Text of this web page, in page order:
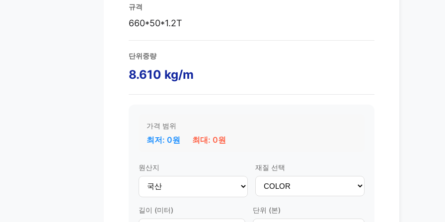
규격
660*50*1.2T
단위중량
8.610 kg/m
가격 범위
최저: 0원 최대: 0원
원산지 재질 선택
길이 (미터) 단위 (본)